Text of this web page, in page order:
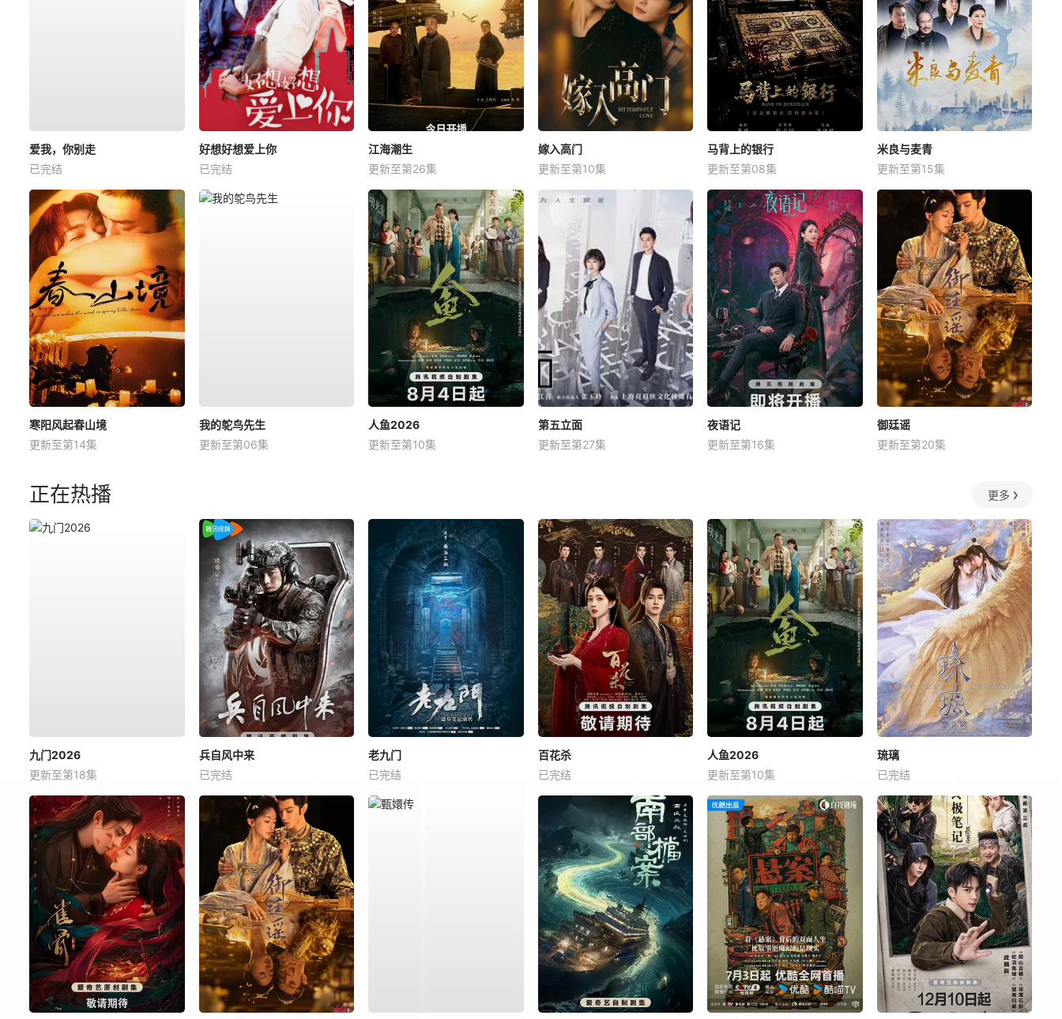
爱我，你别走
已完结
好想好想爱上你
已完结
江海潮生
更新至第26集
嫁入高门
更新至第10集
马背上的银行
更新至第08集
米良与麦青
更新至第15集
寒阳风起春山境
更新至第14集
我的鸵鸟先生
更新至第06集
人鱼2026
更新至第10集
第五立面
更新至第27集
夜语记
更新至第16集
御廷谣
更新至第20集
正在热播 更多
九门2026
更新至第18集
兵自风中来
已完结
老九门
已完结
百花杀
已完结
人鱼2026
更新至第10集
琉璃
已完结